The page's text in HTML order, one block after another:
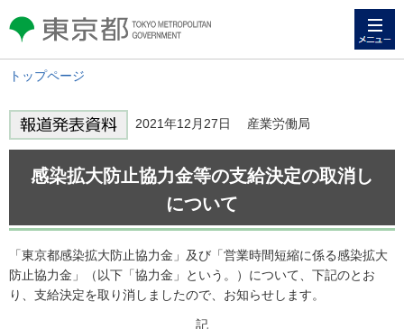
東京都 TOKYO METROPOLITAN
GOVERNMENT
トップページ
2021年12月27日 産業労働局
感染拡大防止協力金等の支給決定の取消し
について
「東京都感染拡大防止協力金」及び「営業時間短縮に係る感染拡大
防止協力金」（以下「協力金」という。）について、下記のとお
り、支給決定を取り消しましたので、お知らせします。
記